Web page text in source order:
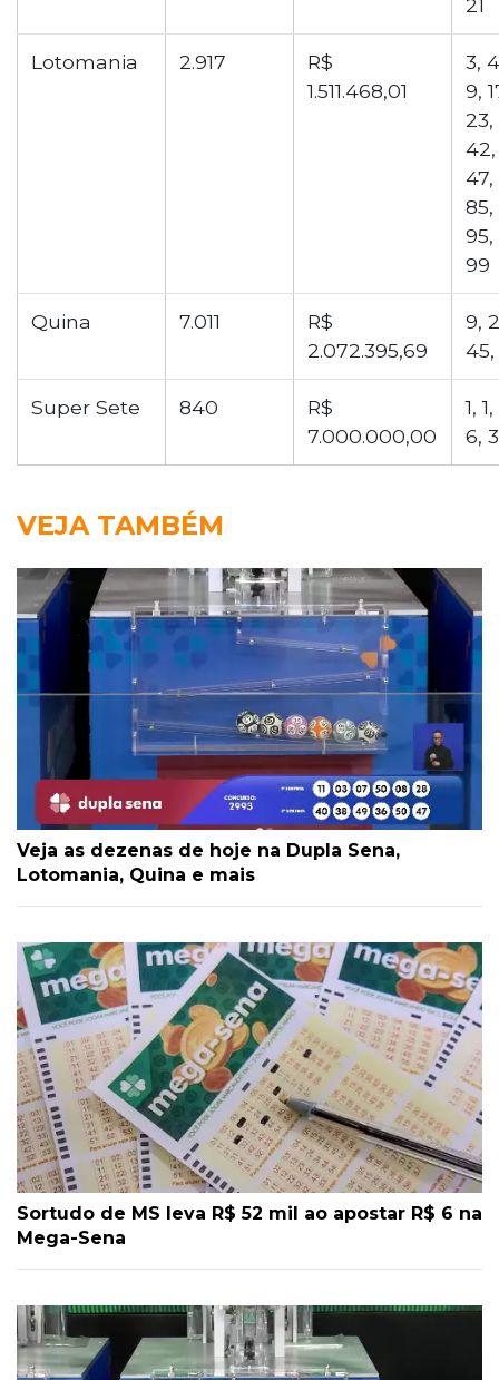
21
Lotomania 2.917
R$
1.511.468,01
3,
9,
23,
47,
85,
95,
99
Quina 7.011
R$
2.072.395,69
9,
45,
Super Sete 840
R$
7.000.000,00
1,
6,
VEJA TAMBÉM
Veja as dezenas de hoje na Dupla Sena,
Lotomania, Quina e mais
Sortudo de MS leva R$ 52 mil ao apostar R$ 6 na
Mega-Sena